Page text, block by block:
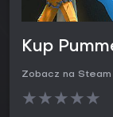
Kup
Zobacz na Steam
★★★★★